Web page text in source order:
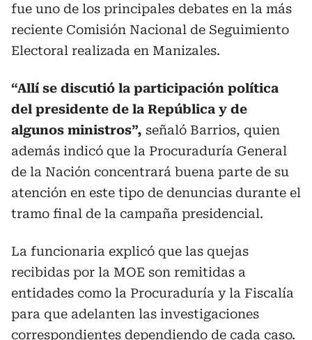
fue uno de los principales debates en la más
reciente Comisión Nacional de Seguimiento
Electoral realizada en Manizales.
“Allí se discutió la participación política
del presidente de la República y de
algunos ministros”, señaló Barrios, quien
además indicó que la Procuraduría General
de la Nación concentrará buena parte de su
atención en este tipo de denuncias durante el
tramo final de la campaña presidencial.
La funcionaria explicó que las quejas
recibidas por la MOE son remitidas a
entidades como la Procuraduría y la Fiscalía
para que adelanten las investigaciones
correspondientes dependiendo de cada caso.